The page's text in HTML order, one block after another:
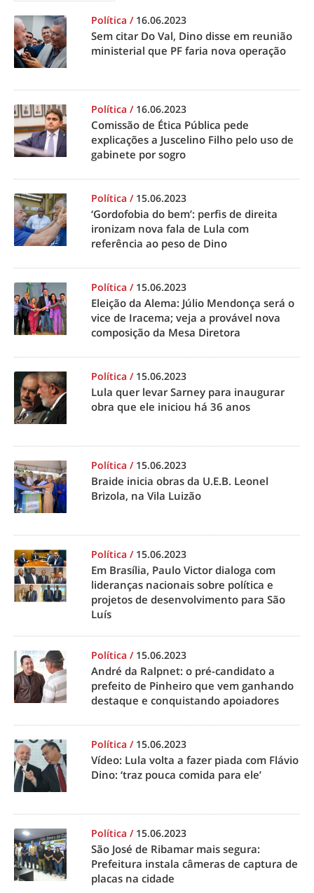
Política / 16.06.2023
Sem citar Do Val, Dino disse em reunião
ministerial que PF faria nova operação
Política / 16.06.2023
Comissão de Ética Pública pede
explicações a Juscelino Filho pelo uso de
gabinete por sogro
Política / 15.06.2023
‘Gordofobia do bem’: perfis de direita
ironizam nova fala de Lula com
referência ao peso de Dino
Política / 15.06.2023
Eleição da Alema: Júlio Mendonça será o
vice de Iracema; veja a provável nova
composição da Mesa Diretora
Política / 15.06.2023
Lula quer levar Sarney para inaugurar
obra que ele iniciou há 36 anos
Política / 15.06.2023
Braide inicia obras da U.E.B. Leonel
Brizola, na Vila Luizão
Política / 15.06.2023
Em Brasília, Paulo Victor dialoga com
lideranças nacionais sobre política e
projetos de desenvolvimento para São
Luís
Política / 15.06.2023
André da Ralpnet: o pré-candidato a
prefeito de Pinheiro que vem ganhando
destaque e conquistando apoiadores
Política / 15.06.2023
Vídeo: Lula volta a fazer piada com Flávio
Dino: ‘traz pouca comida para ele’
Política / 15.06.2023
São José de Ribamar mais segura:
Prefeitura instala câmeras de captura de
placas na cidade